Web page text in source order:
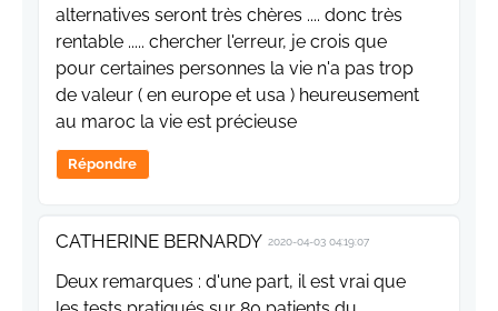
alternatives seront très chères .... donc très
rentable ..... chercher l'erreur, je crois que
pour certaines personnes la vie n'a pas trop
de valeur ( en europe et usa ) heureusement
au maroc la vie est précieuse
Répondre
CATHERINE BERNARDY 2020-04-03 04:19:07
Deux remarques : d'une part, il est vrai que